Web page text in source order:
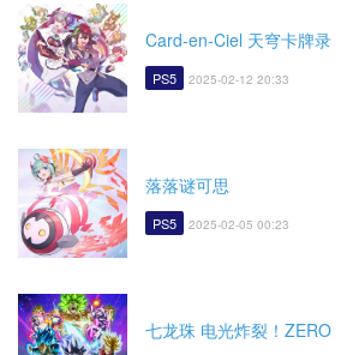
Card-en-Ciel 天穹卡牌录
PS5 2025-02-12 20:33
落落谜可思
PS5 2025-02-05 00:23
七龙珠 电光炸裂！ZERO